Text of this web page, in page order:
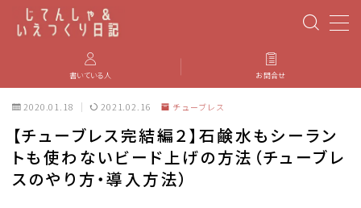
PBP(Paris-Brest-Paris)
エベレスティング
書いている人 お問合せ
2020.01.18 2021.02.16 チューブレス
【チューブレス完結編２】石鹸水もシーラン
トも使わないビード上げの方法（チューブレ
スのやり方・導入方法）